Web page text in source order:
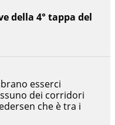
esserci
dei corridori
che è tra i
della 4° tappa del